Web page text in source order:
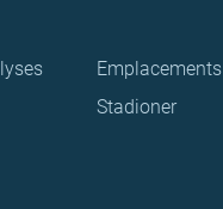
Emplacements
Stadioner